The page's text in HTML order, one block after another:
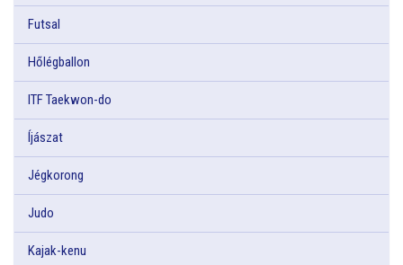
Futsal
Hőlégballon
ITF Taekwon-do
Íjászat
Jégkorong
Judo
Kajak-kenu